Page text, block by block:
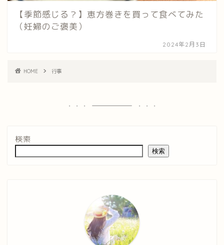
【季節感じる？】恵方巻きを買って食べてみた
（妊婦のご褒美）
2024年2月3日
HOME 行事
検索
検索